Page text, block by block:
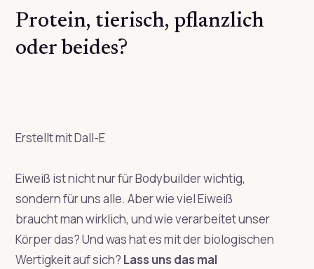
Protein, tierisch, pflanzlich
oder beides?
Erstellt mit Dall-E
Eiweiß ist nicht nur für Bodybuilder wichtig,
sondern für uns alle. Aber wie viel Eiweiß
braucht man wirklich, und wie verarbeitet unser
Körper das? Und was hat es mit der biologischen
Wertigkeit auf sich? Lass uns das mal